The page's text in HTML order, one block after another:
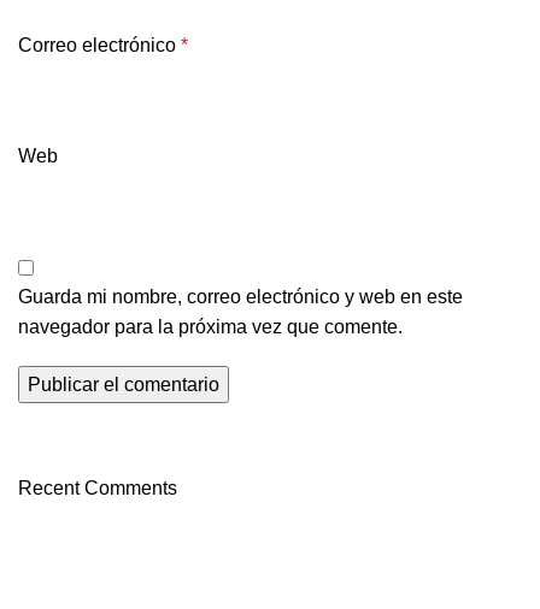
Correo electrónico *
Web
Guarda mi nombre, correo electrónico y web en este
navegador para la próxima vez que comente.
Recent Comments